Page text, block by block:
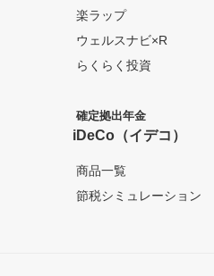
楽ラップ
ウェルスナビ×R
らくらく投資
確定拠出年金
iDeCo（イデコ）
商品一覧
節税シミュレーション